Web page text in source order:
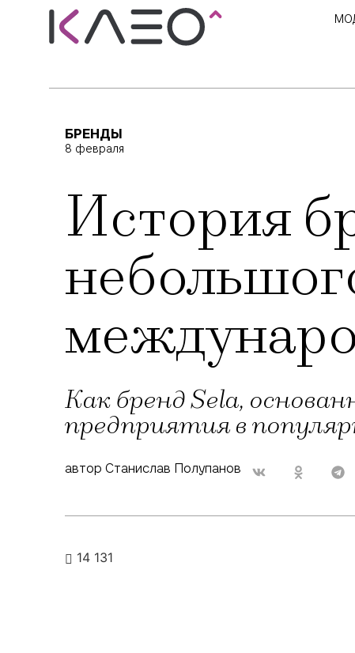
БРЕНДЫ
8 февраля
История
Как бренд Sela,
предприятия в
автор Станислав Полупанов
14 131